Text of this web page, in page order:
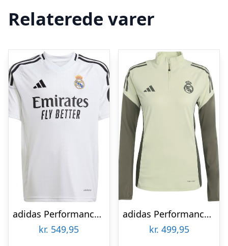
Relaterede varer
adidas Performance Fodboldtrøje – Real Madrid H – Hvid/Sort
kr. 549,95
adidas Performance Fodboldtrøje – Real Madrid – Almlim
kr. 499,95